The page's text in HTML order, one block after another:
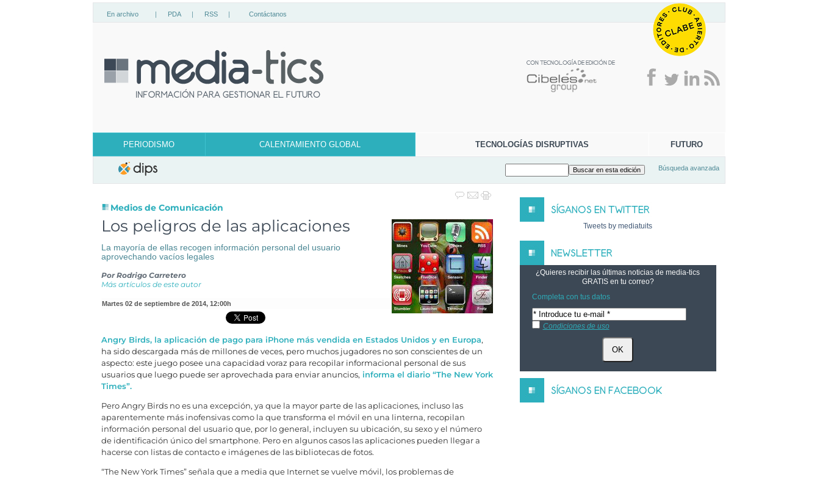
En archivo | PDA | RSS | Contáctanos
PERIODISMO CALENTAMIENTO GLOBAL TECNOLOGÍAS DISRUPTIVAS FUTURO
Búsqueda avanzada
Medios de Comunicación
Los peligros de las aplicaciones
La mayoría de ellas recogen información personal del usuario
aprovechando vacíos legales
PorRodrigo Carretero
Más artículos de este autor
martes 02 de septiembre de 2014, 12:00h
Angry Birds, la aplicación de pago para iPhone más vendida en Estados Unidos y en Europa,
ha sido descargada más de millones de veces, pero muchos jugadores no son conscientes de un
aspecto: este juego posee una capacidad voraz para recopilar informacional personal de sus
usuarios que luego puede ser aprovechada para enviar anuncios, informa el diario “The New York
Times”.
Pero Angry Birds no es una excepción, ya que la mayor parte de las aplicaciones, incluso las
aparentemente más inofensivas como la que transforma el móvil en una linterna, recopilan
información personal del usuario que, por lo general, incluyen su ubicación, su sexo y el número
de identificación único del smartphone. Pero en algunos casos las aplicaciones pueden llegar a
hacerse con listas de contacto e imágenes de las bibliotecas de fotos.
“The New York Times” señala que a media que Internet se vuelve móvil, los problemas de
Tweets by mediatuits
¿Quieres recibir las últimas noticias de media-tics
GRATISen tu correo?
Completa con tus datos
Condiciones de uso